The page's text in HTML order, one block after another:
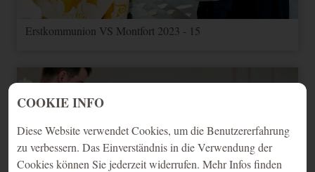
Erstkommunion VS Montfort 2023 - 15
COOKIE INFO
Diese Website verwendet Cookies, um die Benutzererfahrung
zu verbessern. Das Einverständnis in die Verwendung der
Cookies können Sie jederzeit widerrufen. Mehr Infos finden